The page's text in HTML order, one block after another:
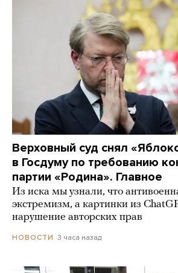
Верховный суд снял
в Госдуму по требованию
партии «Родина». Главное
Из иска мы узнали, что
экстремизм, а картинки из
нарушение авторских прав
НОВОСТИ 3 часа назад